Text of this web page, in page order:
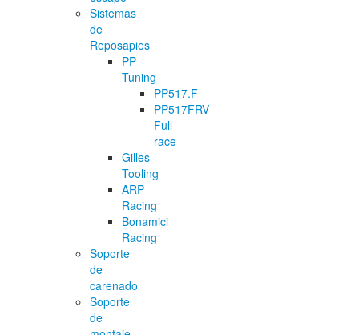
Sistemas
de
Reposapies
PP-
Tuning
PP517.F
PP517FRV-
Full
race
Gilles
Tooling
ARP
Racing
Bonamici
Racing
Soporte
de
carenado
Soporte
de